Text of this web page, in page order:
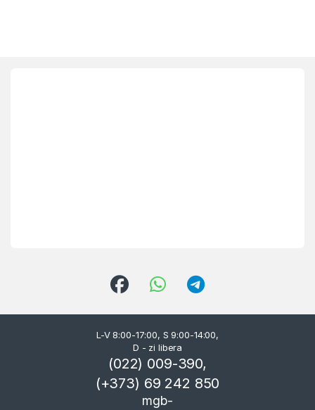
L-V 8:00-17:00, S 9:00-14:00,
D - zi libera
(022) 009-390,
(+373) 69 242 850
mgb-